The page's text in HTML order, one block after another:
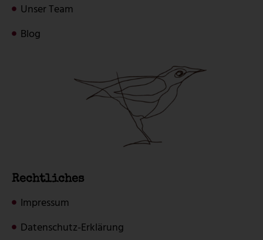
Unser Team
Blog
Rechtliches
Impressum
Datenschutz-Erklärung